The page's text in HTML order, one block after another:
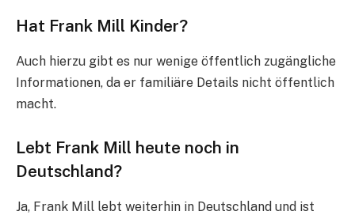
Hat Frank Mill Kinder?
Auch hierzu gibt es nur wenige öffentlich zugängliche
Informationen, da er familiäre Details nicht öffentlich
macht.
Lebt Frank Mill heute noch in
Deutschland?
Ja, Frank Mill lebt weiterhin in Deutschland und ist